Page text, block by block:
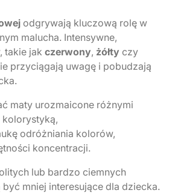
odgrywają kluczową rolę w
malucha. Intensywne,
takie jak czerwony, żółty czy
przyciągają uwagę i pobudzają
maty urozmaicone różnymi
odróżniania kolorów,
koncentracji.
lub bardzo ciemnych
mniej interesujące dla dziecka.